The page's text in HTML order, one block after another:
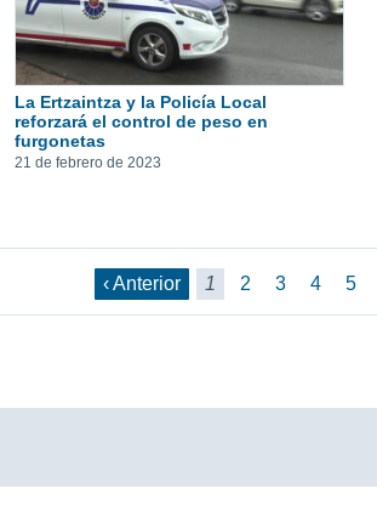
La Ertzaintza y la Policía Local
reforzará el control de peso en
furgonetas
21 de febrero de 2023
‹ Anterior 1 2 3 4 5